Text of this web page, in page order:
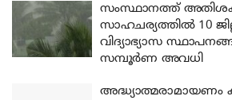
സംസ്ഥാനത്ത്
സാഹചര്യത്തിൽ 10
വിദ്യാഭ്യാസ
സമ്പൂർണ അവധി
അദ്ധ്യാത്മരാമായണം